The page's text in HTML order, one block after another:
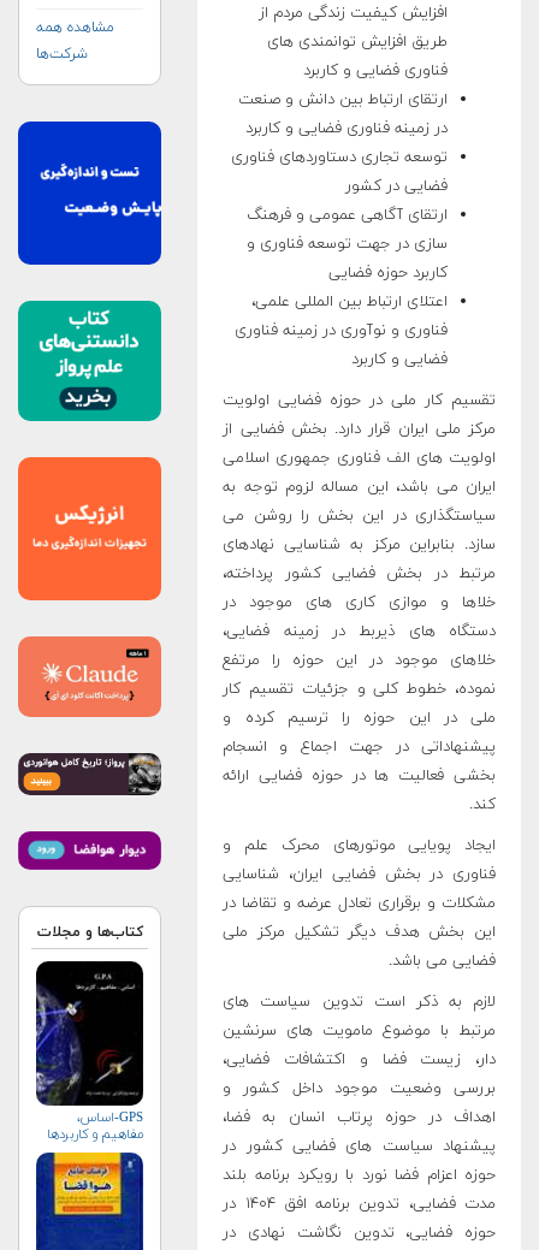
افزایش کیفیت زندگی مردم از
طریق افزایش توانمندی های
فناوری فضایی و کاربرد
ارتقای ارتباط بین دانش و صنعت
در زمینه فناوری فضایی و کاربرد
توسعه تجاری دستاوردهای فناوری
فضایی در کشور
ارتقای آگاهی عمومی و فرهنگ
سازی در جهت توسعه فناوری و
کاربرد حوزه فضایی
اعتلای ارتباط بین المللی علمی،
فناوری و نوآوری در زمینه فناوری
فضایی و کاربرد
تقسیم کار ملی در حوزه فضایی اولویت
مرکز ملی ایران قرار دارد. بخش فضایی از
اولویت های الف فناوری جمهوری اسلامی
ایران می باشد، این مساله لزوم توجه به
سیاستگذاری در این بخش را روشن می
سازد. بنابراین مرکز به شناسایی نهادهای
مرتبط در بخش فضایی کشور پرداخته،
خلاها و موازی کاری های موجود در
دستگاه های ذیربط در زمینه فضایی،
خلاهای موجود در این حوزه را مرتفع
نموده، خطوط کلی و جزئیات تقسیم کار
ملی در این حوزه را ترسیم کرده و
پیشنهاداتی در جهت اجماع و انسجام
بخشی فعالیت ها در حوزه فضایی ارائه
کند.
ایجاد پویایی موتورهای محرک علم و
فناوری در بخش فضایی ایران، شناسایی
مشکلات و برقراری تعادل عرضه و تقاضا در
این بخش هدف دیگر تشکیل مرکز ملی
فضایی می باشد.
لازم به ذکر است تدوین سیاست های
مرتبط با موضوع مامویت های سرنشین
دار، زیست فضا و اکتشافات فضایی،
بررسی وضعیت موجود داخل کشور و
اهداف در حوزه پرتاب انسان به فضا،
پیشنهاد سیاست های فضایی کشور در
حوزه اعزام فضا نورد با رویکرد برنامه بلند
مدت فضایی، تدوین برنامه افق ۱۴۰۴ در
حوزه فضایی، تدوین نگاشت نهادی در
مشاهده همه
شرکت‌ها
کتاب‌ها و مجلات
GPS-اساس،
مفاهیم و کاربردها